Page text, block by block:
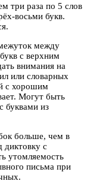
три раза по 5 слов
восьми букв.
между
с верхним
внимания на
или словарных
с хорошим
Могут быть
буквами из
больше, чем в
диктовку с
утомляемость
письма при